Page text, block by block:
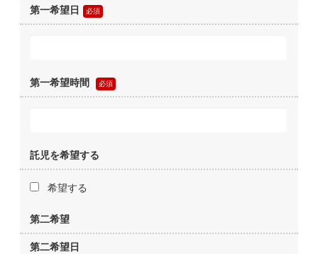
第一希望日
第一希望時間
託児を希望する
希望する
第二希望
第二希望日